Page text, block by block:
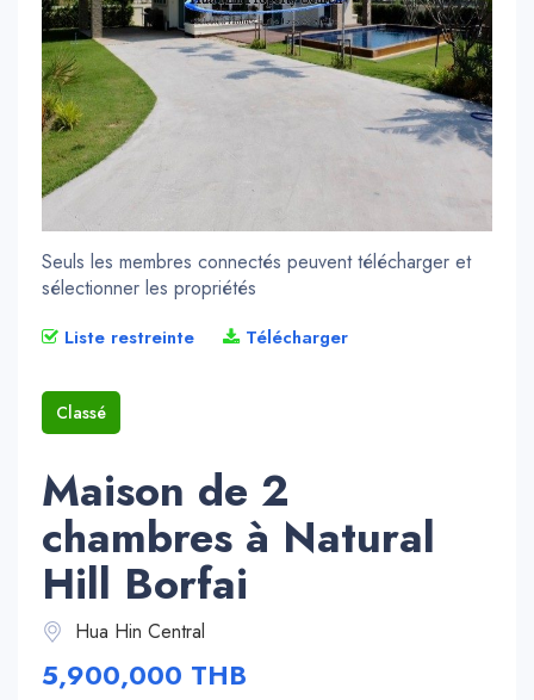
Seuls les membres connectés peuvent télécharger et
sélectionner les propriétés
Liste restreinte Télécharger
Classé
Maison de 2
chambres à Natural
Hill Borfai
Hua Hin Central
5,900,000 THB